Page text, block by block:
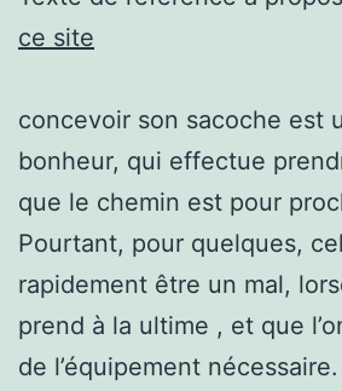
ce site
concevoir son sacoche est
bonheur, qui effectue
que le chemin est pour
Pourtant, pour quelques,
rapidement être un mal,
prend à la ultime , et que
de l’équipement